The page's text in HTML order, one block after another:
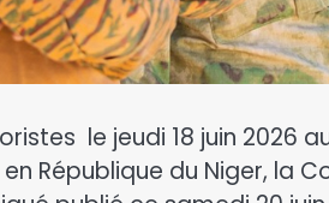
le jeudi 18 juin 2026
République du Niger, la